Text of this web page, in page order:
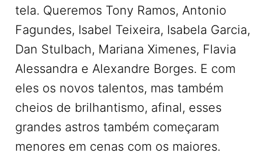
tela. Queremos Tony Ramos, Antonio
Fagundes, Isabel Teixeira, Isabela Garcia,
Dan Stulbach, Mariana Ximenes, Flavia
Alessandra e Alexandre Borges. E com
eles os novos talentos, mas também
cheios de brilhantismo, afinal, esses
grandes astros também começaram
menores em cenas com os maiores.